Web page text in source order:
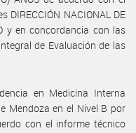
NACIONAL DE
y en concordancia con las
de Evaluación de las
en Medicina Interna
Mendoza en el Nivel B por
con el informe técnico